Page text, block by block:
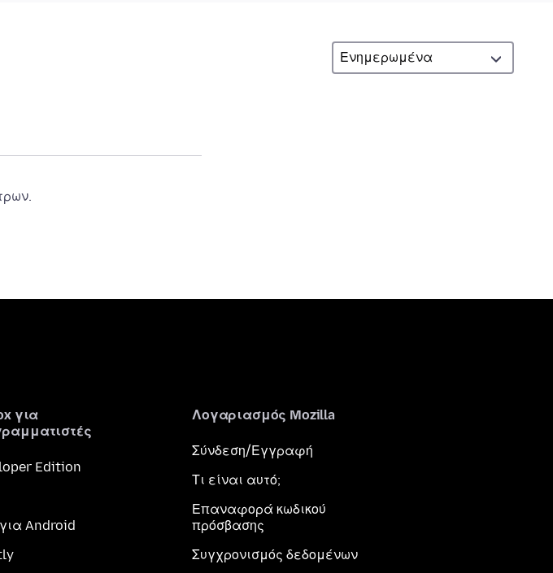
για
Edition
Android
Λογαριασμός Mozilla
Σύνδεση/Εγγραφή
Τι είναι αυτό;
Επαναφορά κωδικού
πρόσβασης
Συγχρονισμός δεδομένων